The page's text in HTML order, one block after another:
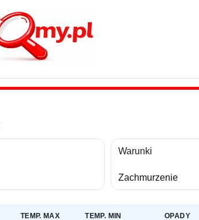
Warunki
Zachmurzenie
TEMP. MAX TEMP. MIN OPADY